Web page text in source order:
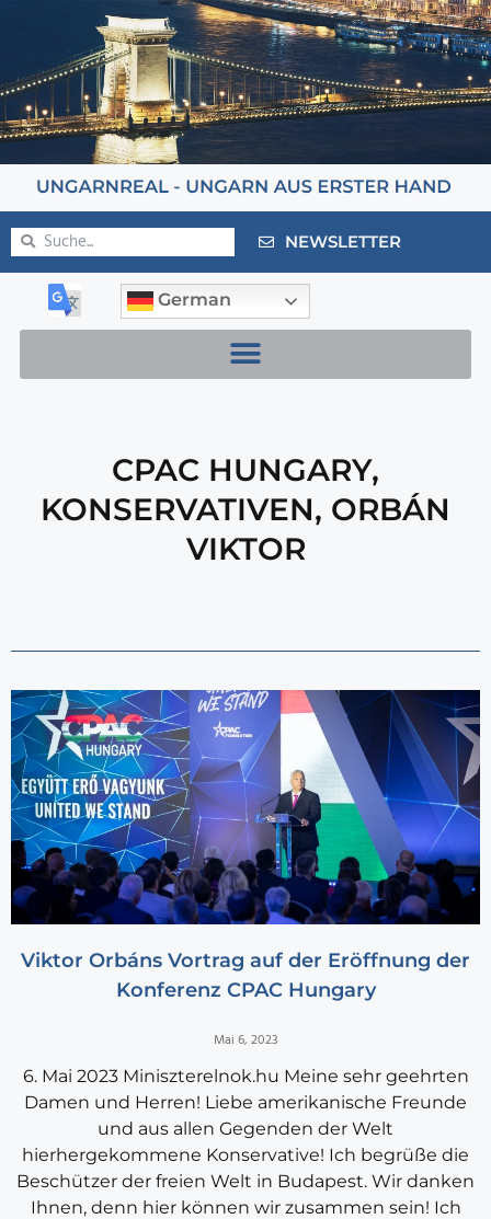
NEWSLETTER
German
CPAC HUNGARY,
KONSERVATIVEN, ORBÁN
VIKTOR
Viktor Orbáns Vortrag auf der Eröffnung der
Konferenz CPAC Hungary
Mai 6, 2023
6. Mai 2023 Miniszterelnok.hu Meine sehr geehrten
Damen und Herren! Liebe amerikanische Freunde
und aus allen Gegenden der Welt
hierhergekommene Konservative! Ich begrüße die
Beschützer der freien Welt in Budapest. Wir danken
Ihnen, denn hier können wir zusammen sein! Ich